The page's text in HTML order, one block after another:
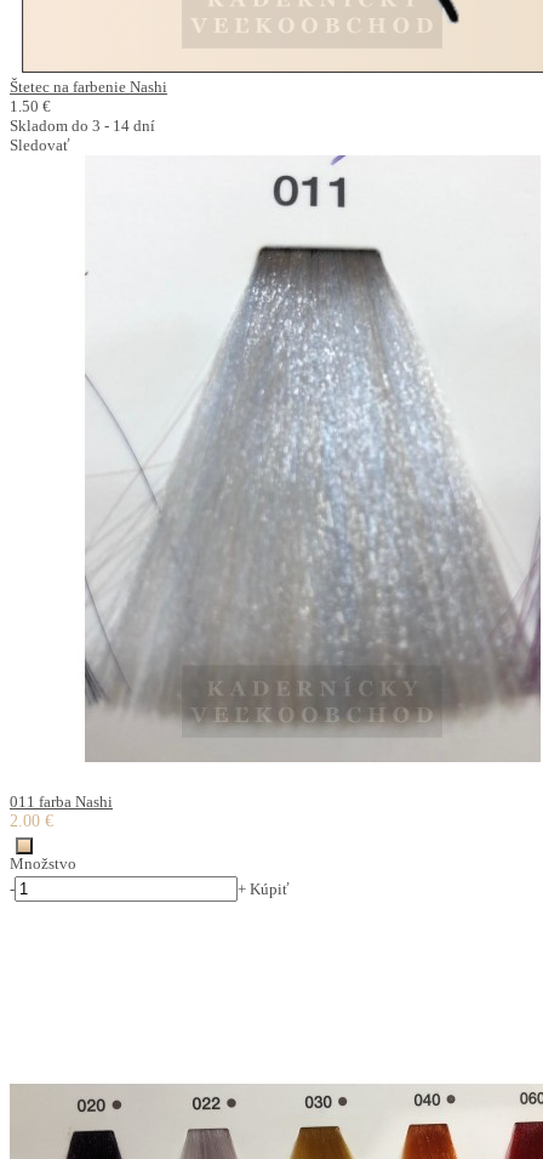
Štetec na farbenie Nashi
1.50 €
Skladom do 3 - 14 dní
Sledovať
011 farba Nashi
2.00 €
Množstvo
-
+ Kúpiť